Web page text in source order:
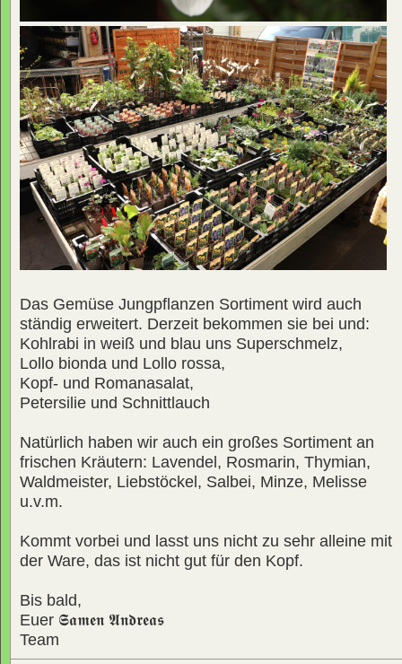
Das Gemüse Jungpflanzen Sortiment wird auch
ständig erweitert. Derzeit bekommen sie bei und:
Kohlrabi in weiß und blau uns Superschmelz,
Lollo bionda und Lollo rossa,
Kopf- und Romanasalat,
Petersilie und Schnittlauch
Natürlich haben wir auch ein großes Sortiment an
frischen Kräutern: Lavendel, Rosmarin, Thymian,
Waldmeister, Liebstöckel, Salbei, Minze, Melisse
u.v.m.
Kommt vorbei und lasst uns nicht zu sehr alleine mit
der Ware, das ist nicht gut für den Kopf.
Bis bald,
Euer 𝕾𝖆𝖒𝖊𝖓 𝕬𝖓𝖉𝖗𝖊𝖆𝖘
Team